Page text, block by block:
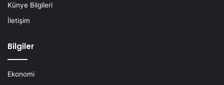
Künye Bilgileri
İletişim
Bilgiler
Ekonomi